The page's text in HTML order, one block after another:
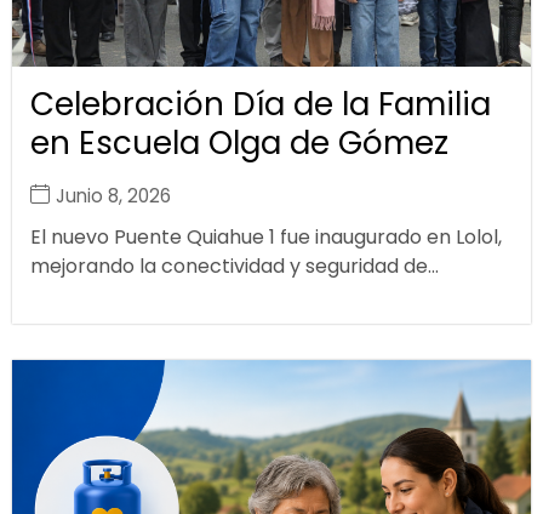
Celebración Día de la Familia
en Escuela Olga de Gómez
Junio 8, 2026
El nuevo Puente Quiahue 1 fue inaugurado en Lolol,
mejorando la conectividad y seguridad de...